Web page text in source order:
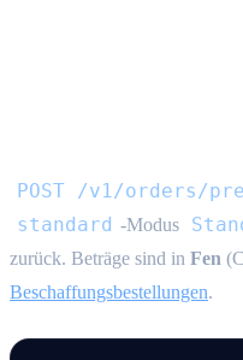
POST /v1/orders/
standard -Modus
zurück. Beträge sind in Fen
Beschaffungsbestellungen.